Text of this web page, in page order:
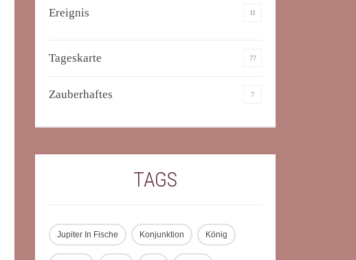
Ereignis 11
Tageskarte 77
Zauberhaftes 7
TAGS
Jupiter In Fische Konjunktion König